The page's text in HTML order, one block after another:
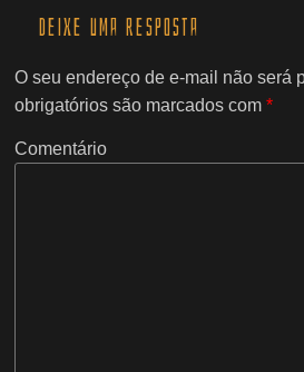
Deixe uma resposta
O seu endereço de e-mail não será
obrigatórios são marcados com*
Comentário